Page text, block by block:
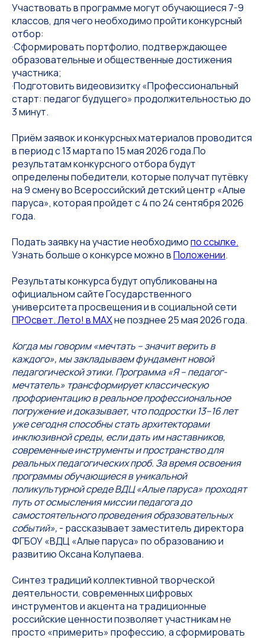
Участвовать в программе могут обучающиеся 7-9
классов, для чего необходимо пройти конкурсный
отбор:
·Сформировать портфолио, подтверждающее
образовательные и общественные достижения
участника;
·Подготовить видеовизитку «Профессиональный
старт: педагог будущего» продолжительностью до
3 минут.
Приём заявок и конкурсных материалов проводится
в период с 13 марта по 15 мая 2026 года.По
результатам конкурсного отбора будут
определены победители, которые получат путёвку
на 9 смену во Всероссийский детский центр «Алые
паруса», которая пройдет с 4 по 24 сентября 2026
года.
Подать заявку на участие необходимопо ссылке.
Узнать больше о конкурсе можно вПоложении.
Результаты конкурса будут опубликованы на
официальном сайте Государственного
университета просвещения и в социальной сети
ПРОсвет. Лето! в МАХне позднее 25 мая 2026 года.
Когда мы говорим «мечтать – значит верить в
каждого», мы закладываем фундамент новой
педагогической этики. Программа «Я – педагог-
мечтатель» трансформирует классическую
профориентацию в реальное профессиональное
погружение и доказывает, что подростки 13–16 лет
уже сегодня способны стать архитекторами
инклюзивной среды, если дать им наставников,
современные инструменты и пространство для
реальных педагогических проб. За время освоения
программы обучающиеся в уникальной
поликультурной среде ВДЦ «Алые паруса» проходят
путь от осмысления миссии педагога до
самостоятельного проведения образовательных
событий», - рассказывает заместитель директора
ФГБОУ «ВДЦ «Алые паруса» по образованию и
развитию Оксана Колупаева.
Синтез традиций коллективной творческой
деятельности, современных цифровых
инструментов и акцента на традиционные
российские ценности позволяет участникам не
просто «примерить» профессию, а сформировать